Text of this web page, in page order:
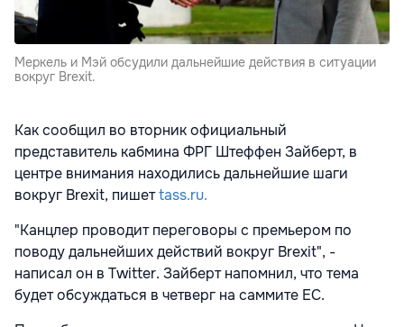
Меркель и Мэй обсудили дальнейшие действия в ситуации
вокруг Brexit.
Как сообщил во вторник официальный
представитель кабмина ФРГ Штеффен Зайберт, в
центре внимания находились дальнейшие шаги
вокруг Brexit, пишетtass.ru.
"Канцлер проводит переговоры с премьером по
поводу дальнейших действий вокруг Brexit", -
написал он в Twitter. Зайберт напомнил, что тема
будет обсуждаться в четверг на саммите ЕС.